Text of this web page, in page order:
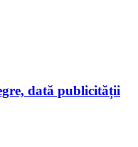
dată publicității